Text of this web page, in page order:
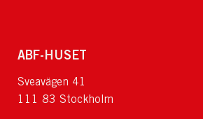
ABF-HUSET
Sveavägen 41
111 83 Stockholm